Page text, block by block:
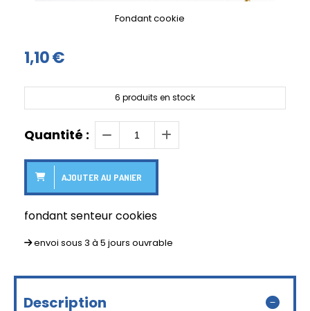
Fondant cookie
1,10€
6 produits en stock
Quantité :
AJOUTER AU PANIER
fondant senteur cookies
envoi sous 3 à 5 jours ouvrable
Description